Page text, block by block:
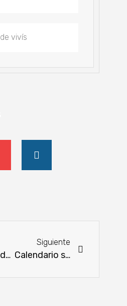
El análisis de suelo permite una óptima planificación productiva
Siguiente
Calendario semanal de ferias de la agricultura familiar